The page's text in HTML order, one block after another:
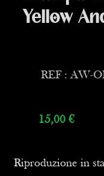
Yellow
REF : AW-
15,00 €
Riproduzione in